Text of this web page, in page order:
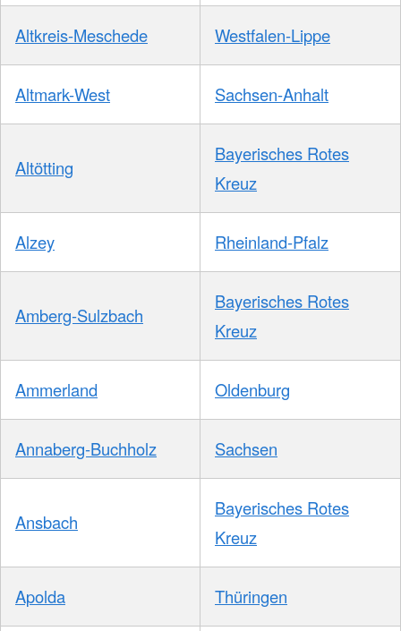
Altkreis-Meschede Westfalen-Lippe
Altmark-West Sachsen-Anhalt
Altötting
Bayerisches Rotes
Kreuz
Alzey Rheinland-Pfalz
Amberg-Sulzbach
Bayerisches Rotes
Kreuz
Ammerland Oldenburg
Annaberg-Buchholz Sachsen
Ansbach
Bayerisches Rotes
Kreuz
Apolda Thüringen